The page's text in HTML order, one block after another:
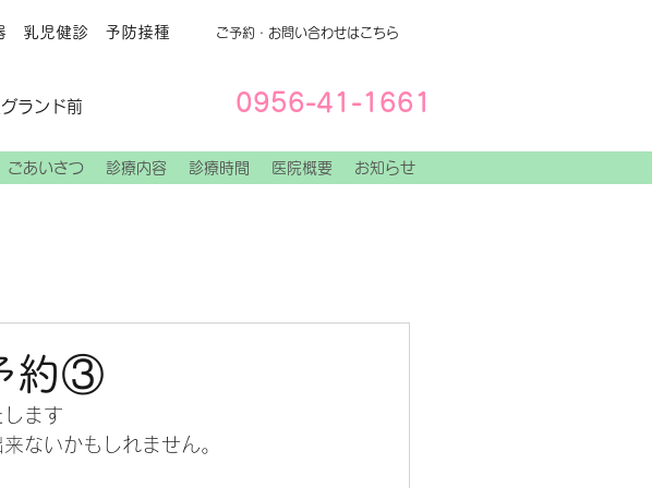
乳児健診 予防接種
ランド前
ご予約・お問い合わせはこちら
0956-41-1661
ごあいさつ 診療内容 診療時間 医院概要 お知らせ
約③
ます
ないかもしれません。